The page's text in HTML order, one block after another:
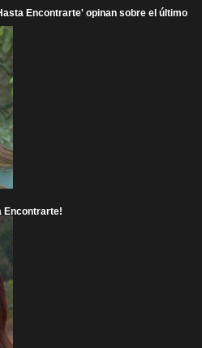
Encontrarte' opinan sobre el último
Encontrarte!